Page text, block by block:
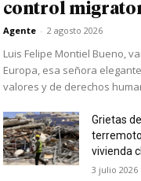
control
Agente - 2 agosto 2026
Luis Felipe Montiel Bueno,
Europa, esa señora
valores y de derechos
Grietas
vivienda
3 julio 2026